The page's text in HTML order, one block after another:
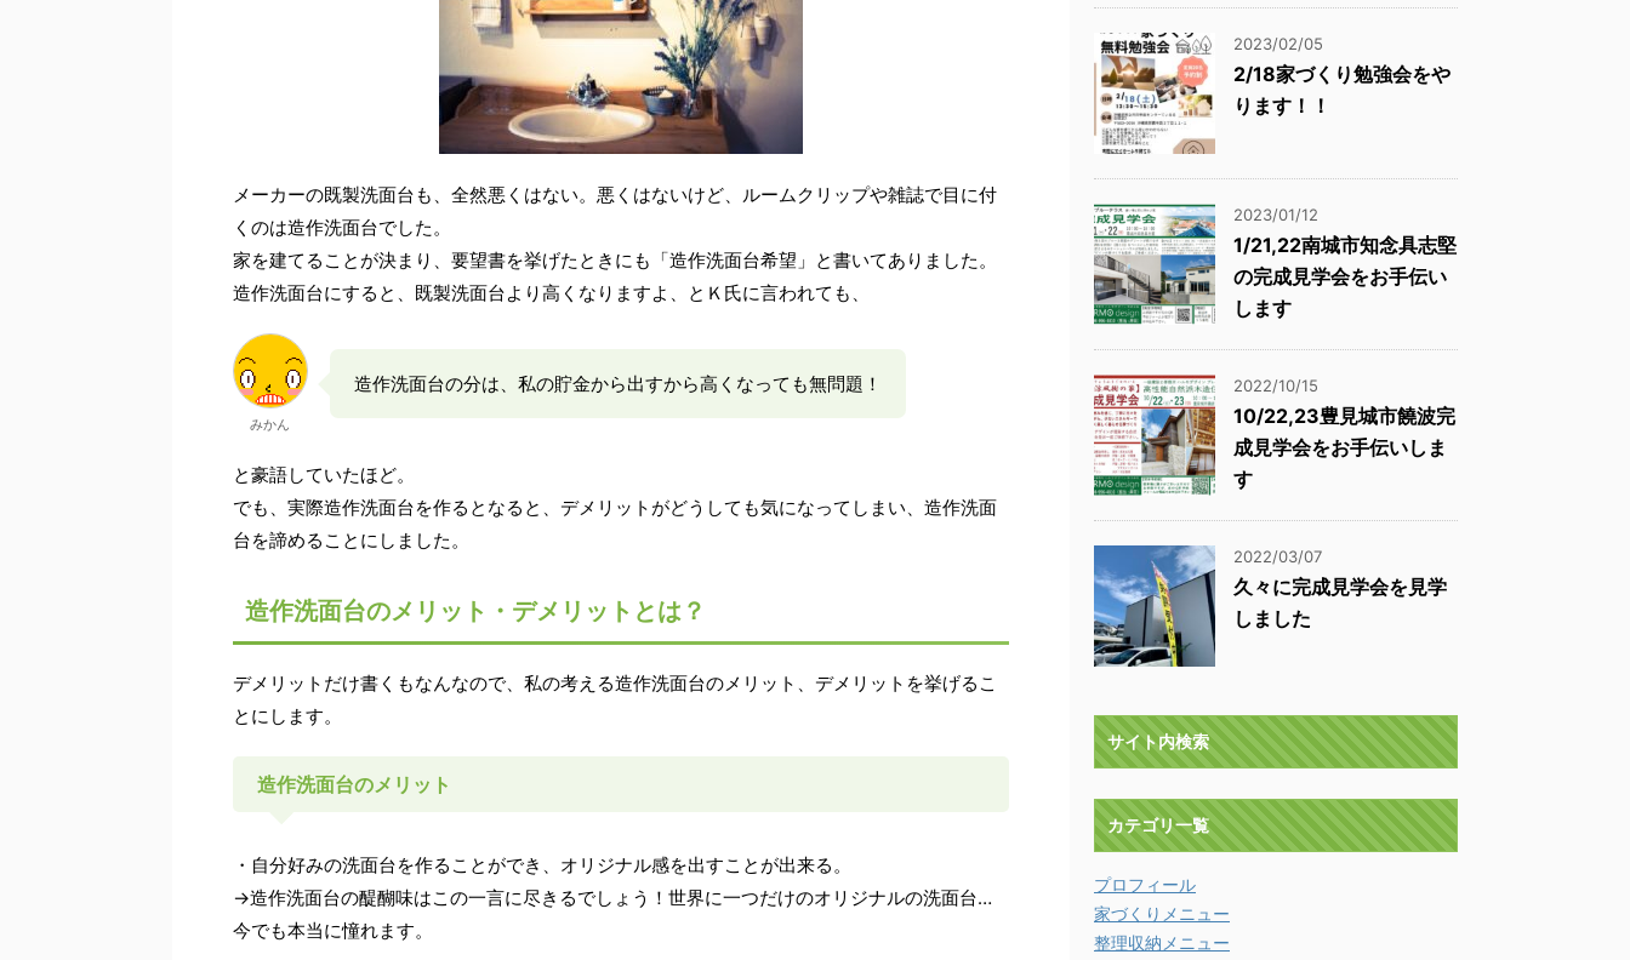
メーカーの既製洗面台も、全然悪くはない。悪くはないけど、ルームクリップや雑誌で目に付
くのは造作洗面台でした。
家を建てることが決まり、要望書を挙げたときにも「造作洗面台希望」と書いてありました。
造作洗面台にすると、既製洗面台より高くなりますよ、とＫ氏に言われても、
みかん
造作洗面台の分は、私の貯金から出すから高くなっても無問題！
と豪語していたほど。
でも、実際造作洗面台を作るとなると、デメリットがどうしても気になってしまい、造作洗面
台を諦めることにしました。
造作洗面台のメリット・デメリットとは？
デメリットだけ書くもなんなので、私の考える造作洗面台のメリット、デメリットを挙げるこ
とにします。
造作洗面台のメリット
・自分好みの洗面台を作ることができ、オリジナル感を出すことが出来る。
→造作洗面台の醍醐味はこの一言に尽きるでしょう！世界に一つだけのオリジナルの洗面台…
今でも本当に憧れます。
2023/02/05
2/18家づくり勉強会をや
ります！！
2023/01/12
1/21,22南城市知念具志堅
の完成見学会をお手伝い
します
2022/10/15
10/22,23豊見城市饒波完
成見学会をお手伝いしま
す
2022/03/07
久々に完成見学会を見学
しました
サイト内検索
カテゴリ一覧
プロフィール
家づくりメニュー
整理収納メニュー